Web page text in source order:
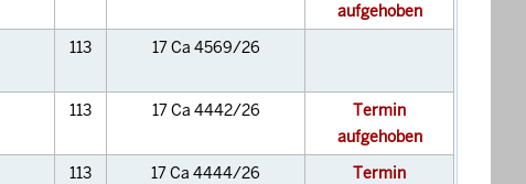
aufgehoben
113 17 Ca 4569/26
113 17 Ca 4442/26
Termin
aufgehoben
113 17 Ca 4444/26
Termin